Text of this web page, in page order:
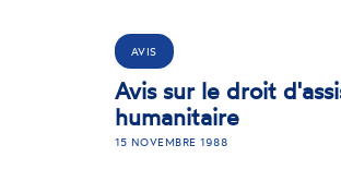
AVIS
Avis sur le droit
humanitaire
15 NOVEMBRE 1988